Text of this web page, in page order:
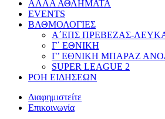
ΑΛΛΑ ΑΘΛΗΜΑΤΑ
EVENTS
ΒΑΘΜΟΛΟΓΙΕΣ
Α΄ΕΠΣ ΠΡΕΒΕΖΑΣ-
Γ΄ ΕΘΝΙΚΗ
Γ’ ΕΘΝΙΚΗ ΜΠΑΡΑΖ
SUPER LEAGUE 2
ΡΟΗ ΕΙΔΗΣΕΩΝ
Διαφημιστείτε
Επικοινωνία